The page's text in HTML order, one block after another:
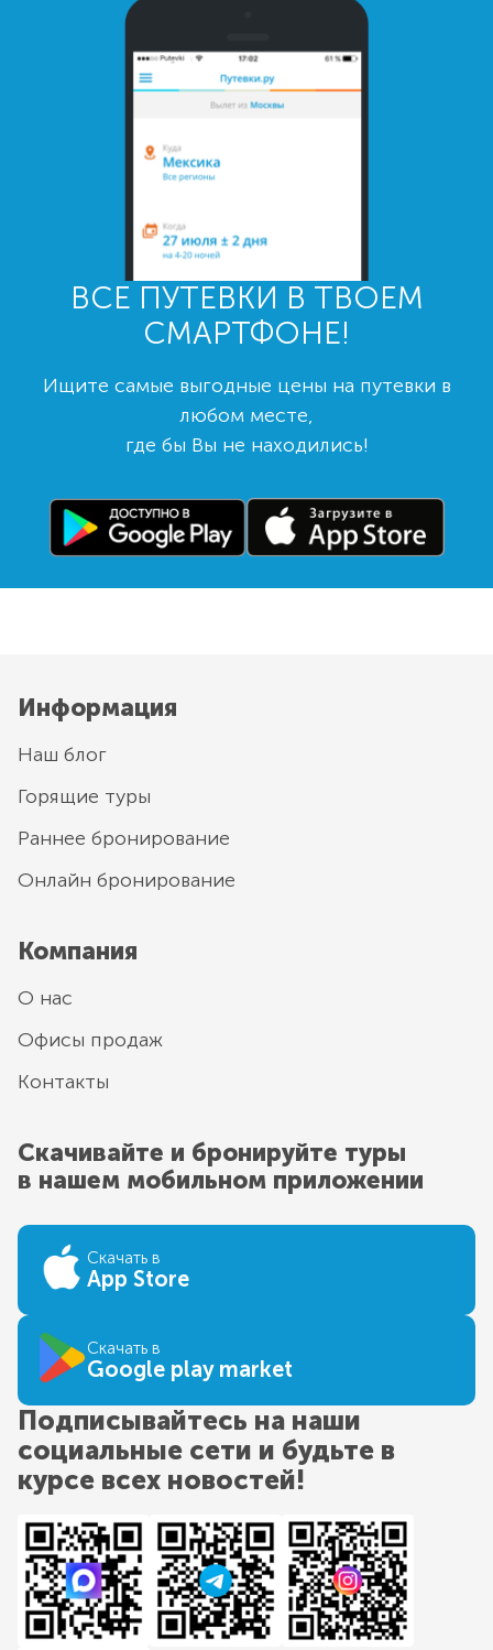
ВСЕ ПУТЕВКИ В ТВОЕМ
СМАРТФОНЕ!
Ищите самые выгодные цены на путевки в
любом месте,
где бы Вы не находились!
Информация
Наш блог
Горящие туры
Раннее бронирование
Онлайн бронирование
Компания
О нас
Офисы продаж
Контакты
Скачивайте и бронируйте туры
в нашем мобильном приложении
Скачать в
App Store
Скачать в
Google play market
Подписывайтесь на наши
социальные сети и будьте в
курсе всех новостей!